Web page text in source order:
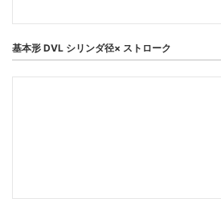
基本形 DVL シリンダ径× ストローク